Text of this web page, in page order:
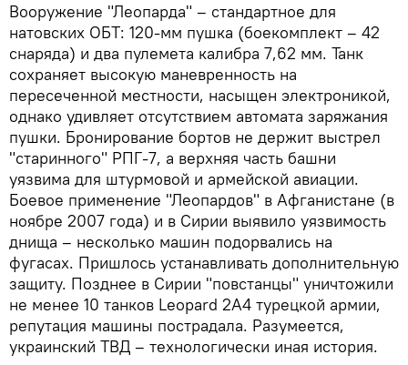
Вооружение "Леопарда" – стандартное для
натовских ОБТ: 120-мм пушка (боекомплект – 42
снаряда) и два пулемета калибра 7,62 мм. Танк
сохраняет высокую маневренность на
пересеченной местности, насыщен электроникой,
однако удивляет отсутствием автомата заряжания
пушки. Бронирование бортов не держит выстрел
"старинного" РПГ-7, а верхняя часть башни
уязвима для штурмовой и армейской авиации.
Боевое применение "Леопардов" в Афганистане (в
ноябре 2007 года) и в Сирии выявило уязвимость
днища – несколько машин подорвались на
фугасах. Пришлось устанавливать дополнительную
защиту. Позднее в Сирии "повстанцы" уничтожили
не менее 10 танков Leopard 2А4 турецкой армии,
репутация машины пострадала. Разумеется,
украинский ТВД – технологически иная история.